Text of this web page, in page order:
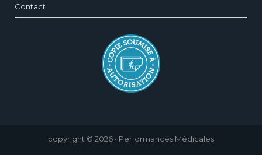
Contact
copyright © 2026 • Performances Médicales